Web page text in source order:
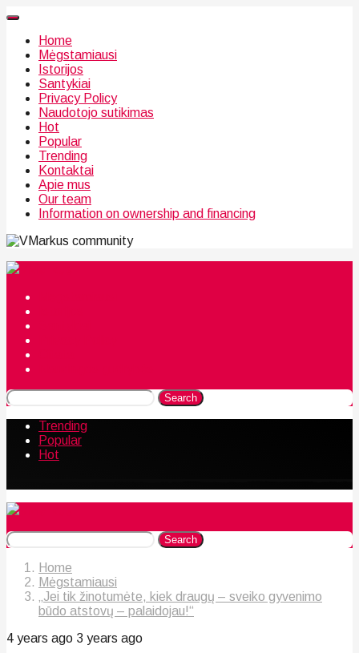
Home
Mėgstamiausi
Istorijos
Santykiai
Privacy Policy
Naudotojo sutikimas
Hot
Popular
Trending
Kontaktai
Apie mus
Our team
Information on ownership and financing
community
Search
Trending
Popular
Hot
Search
Home
Mėgstamiausi
„Jei tik žinotumėte, kiek draugų – sveiko gyvenimo
būdo atstovų – palaidojau!“
4 years ago 3 years ago